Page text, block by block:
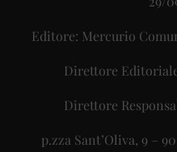
Editore: Mercurio
Direttore
Direttore
p.zza Sant’Oliva, 9 –